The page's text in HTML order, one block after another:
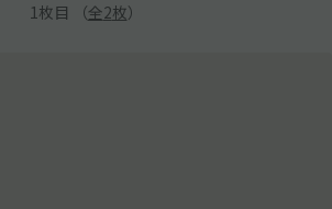
1枚目 （全2枚）